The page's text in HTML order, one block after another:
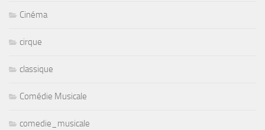
Cinéma
cirque
classique
Comédie Musicale
comedie_musicale